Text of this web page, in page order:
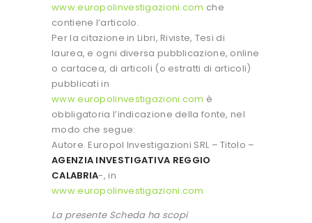
www.europolinvestigazioni.com che
contiene l’articolo.
Per la citazione in Libri, Riviste, Tesi di
laurea, e ogni diversa pubblicazione, online
o cartacea, di articoli (o estratti di articoli)
pubblicati in
www.europolinvestigazioni.com è
obbligatoria l’indicazione della fonte, nel
modo che segue:
Autore. Europol Investigazioni SRL – Titolo –
AGENZIA INVESTIGATIVA REGGIO
CALABRIA-, in
www.europolinvestigazioni.com
La presente Scheda ha scopi